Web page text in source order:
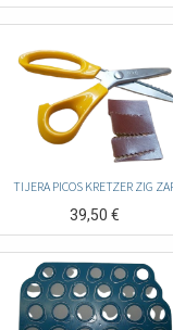
TIJERA PICOS KRETZER ZIG
39,50€